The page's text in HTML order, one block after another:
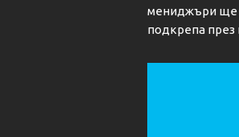
мениджъри ще
подкрепа през